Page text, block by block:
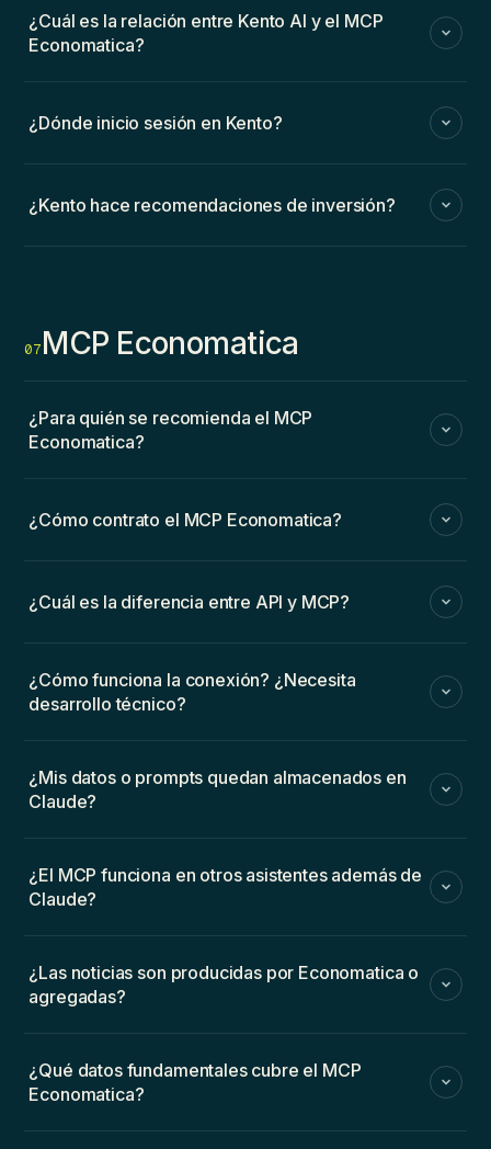
¿Cuál es la relación entre Kento AI y el MCP
Economatica?
¿Dónde inicio sesión en Kento?
¿Kento hace recomendaciones de inversión?
07MCP Economatica
¿Para quién se recomienda el MCP
Economatica?
¿Cómo contrato el MCP Economatica?
¿Cuál es la diferencia entre API y MCP?
¿Cómo funciona la conexión? ¿Necesita
desarrollo técnico?
¿Mis datos o prompts quedan almacenados en
Claude?
¿El MCP funciona en otros asistentes además de
Claude?
¿Las noticias son producidas por Economatica o
agregadas?
¿Qué datos fundamentales cubre el MCP
Economatica?